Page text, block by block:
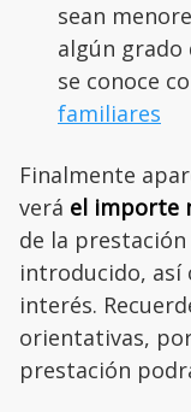
sean
algún grado
se conoce
familiares
Finalmente
verá el importe
de la
introducido, así
interés.
orientativas,
prestación